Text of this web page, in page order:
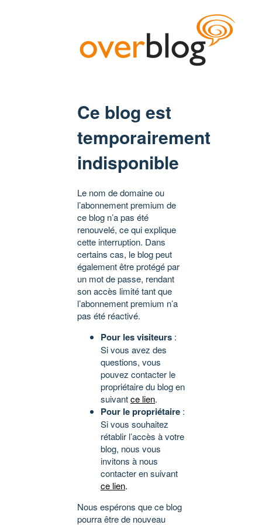
Ce blog est
temporairement
indisponible
Le nom de domaine ou
l’abonnement premium de
ce blog n’a pas été
renouvelé, ce qui explique
cette interruption. Dans
certains cas, le blog peut
également être protégé par
un mot de passe, rendant
son accès limité tant que
l’abonnement premium n’a
pas été réactivé.
Pour les visiteurs :
Si vous avez des
questions, vous
pouvez contacter le
propriétaire du blog en
suivantce lien.
Pour le propriétaire :
Si vous souhaitez
rétablir l’accès à votre
blog, nous vous
invitons à nous
contacter en suivant
ce lien.
Nous espérons que ce blog
pourra être de nouveau